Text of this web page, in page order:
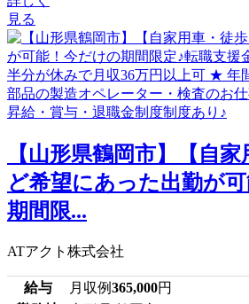
見る
【山形県鶴岡市】【自
ど希望にあった出勤が
期間限...
ATアクト株式会社
給与 月収例365,000円